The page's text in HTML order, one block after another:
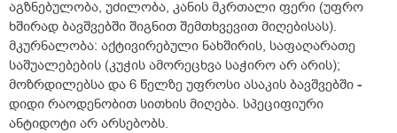
აგზნებულობა, უძილობა, კანის მკრთალი ფერი (უფრო
ხშირად ბავშვებში შიგნით შემთხვევით მიღებისას).
მკურნალობა: აქტივირებული ნახშირის, საფაღარათე
საშუალებების (კუჭის ამორეცხვა საჭირო არ არის);
მოზრდილებსა და 6 წელზე უფროსი ასაკის ბავშვებში -
დიდი რაოდენობით სითხის მიღება. სპეციფიური
ანტიდოტი არ არსებობს.